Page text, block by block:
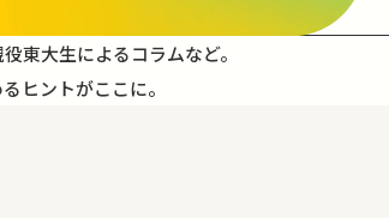
東大生によるコラムなど。
ヒントがここに。